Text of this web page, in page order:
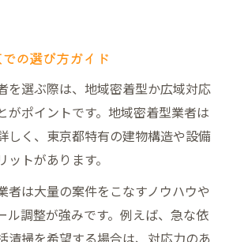
の選び方ガイド
を選ぶ際は、地域密着型か広域対応
がポイントです。地域密着型業者は
しく、東京都特有の建物構造や設備
トがあります。
者は大量の案件をこなすノウハウや
ル調整が強みです。例えば、急な依